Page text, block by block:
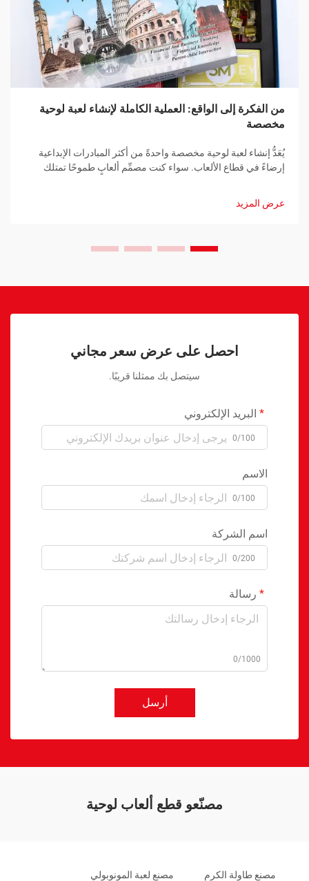
من الفكرة إلى الواقع: العملية الكاملة لإنشاء لعبة لوحية
مخصصة
يُعَدُّ إنشاء لعبة لوحية مخصصة واحدةً من أكثر المبادرات الإبداعية
إرضاءً في قطاع الألعاب. سواء كنت مصمِّم ألعابٍ طموحًا تمتلك
عرض المزيد
احصل على عرض سعر مجاني
سيتصل بك ممثلنا قريبًا.
البريد الإلكتروني
0/100
الاسم
0/100
اسم الشركة
0/200
رسالة
0/1000
أرسل
مصنّعو قطع ألعاب لوحية
مصنع طاولة الكرم مصنع لعبة المونوبولي